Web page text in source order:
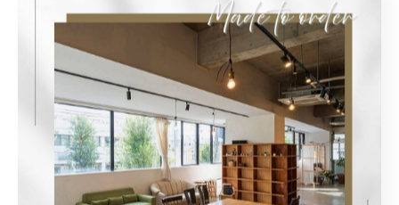
信頼できる工房を見極めるには、まず施工実績や過去の製作
事例を確認することがポイントです。例えば、実際に納品さ
れた現場の写真や、お客様の声などを積極的に公開している
工房は、品質や対応力に自信を持っている証拠と言えます。
また、使用する素材や仕上げの説明が丁寧で、メンテナンス
方法や補修の相談にも柔軟に応じてくれるかどうかも重要な
判断材料です。
さらに、打ち合わせ時の対応や、予算・納期への誠実な説明